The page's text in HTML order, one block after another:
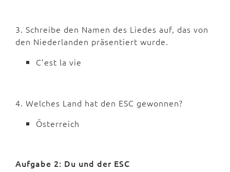
3. Schreibe den Namen des Liedes auf, das von
den Niederlanden präsentiert wurde.
C’est la vie
4. Welches Land hat den ESC gewonnen?
Österreich
Aufgabe 2: Du und der ESC